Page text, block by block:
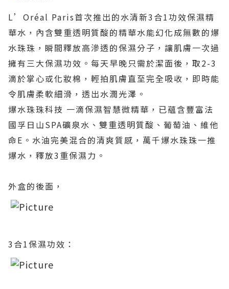
L’Oréal Paris首次推出的水清新3合1功效保濕精
華水，內含雙重透明質酸的精華水能幻化成無數的爆
水珠珠，瞬間釋放高滲透的保濕分子，讓肌膚一次過
擁有三大保濕功效。每天早晚只需於潔面後，取2-3
滴於掌心或化妝棉，輕拍肌膚直至完全吸收，即時能
令肌膚柔軟細滑，透出水潤光澤。
爆水珠珠科技 一滴保濕智慧微精華，已蘊含豐富法
國孚日山SPA礦泉水、雙重透明質酸、葡萄油、維他
命E。水油完美混合的清爽質感，萬千爆水珠珠一推
爆水，釋放3重保濕力。
外盒的後面，
3合1保濕功效：